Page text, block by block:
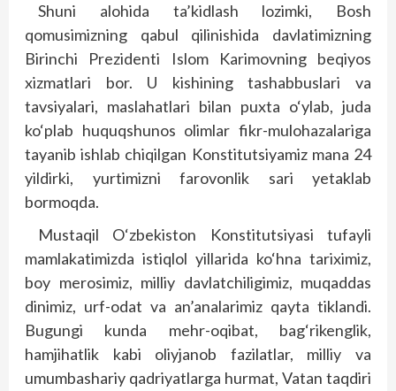
Shuni alohida ta’kidlash lozimki, Bosh
qomusimizning qabul qilinishida davlatimizning
Birinchi Prezidenti Islom Karimovning beqiyos
xizmatlari bor. U kishining tashabbuslari va
tavsiyalari, maslahatlari bilan puxta o‘ylab, juda
ko‘plab huquqshunos olimlar fikr-mulohazalariga
tayanib ishlab chiqilgan Konstitutsiyamiz mana 24
yildirki, yurtimizni farovonlik sari yetaklab
bormoqda.
Mustaqil O‘zbekiston Konstitutsiyasi tufayli
mamlakatimizda istiqlol yillarida ko‘hna tariximiz,
boy merosimiz, milliy davlatchiligimiz, muqaddas
dinimiz, urf-odat va an’analarimiz qayta tiklandi.
Bugungi kunda mehr-oqibat, bag‘rikenglik,
hamjihatlik kabi oliyjanob fazilatlar, milliy va
umumbashariy qadriyatlarga hurmat, Vatan taqdiri